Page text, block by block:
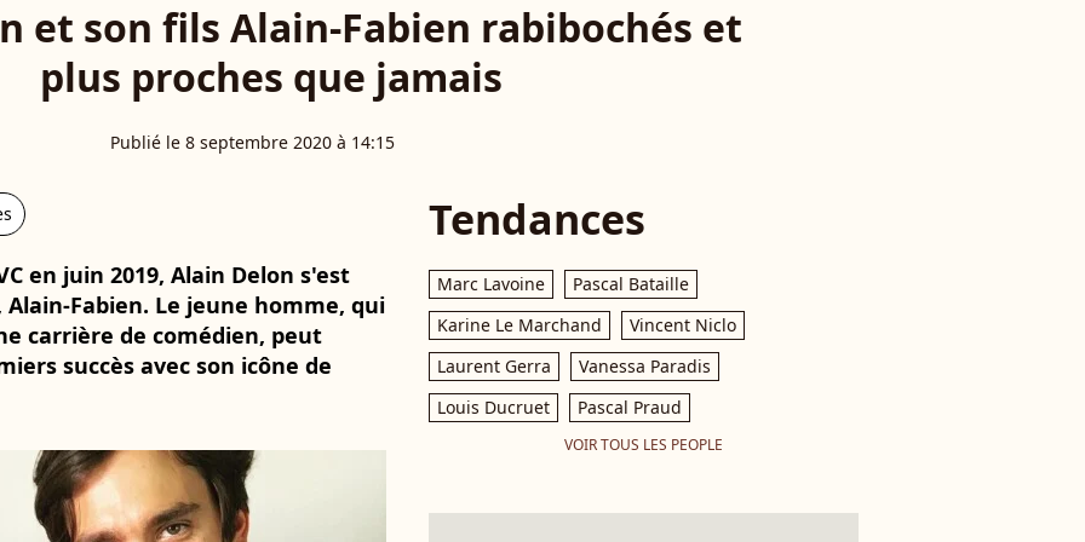
et son fils Alain-Fabien rabibochés et
plus proches que jamais
Publié le 8 septembre 2020 à 14:15
en juin 2019, Alain Delon s'est
Fabien. Le jeune homme, qui
carrière de comédien, peut
succès avec son icône de
Tendances
Marc Lavoine
Pascal Bataille
Karine Le Marchand
Vincent Niclo
Laurent Gerra
Vanessa Paradis
Louis Ducruet
Pascal Praud
VOIR TOUS LES PEOPLE